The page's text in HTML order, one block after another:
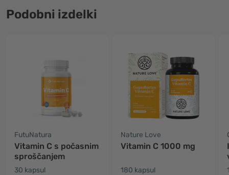
Podobni izdelki
FutuNatura
Vitamin C s počasnim
sproščanjem
30 kapsul
Nature Love
Vitamin C 1000 mg
180 kapsul